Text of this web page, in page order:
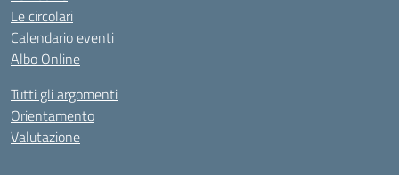
Le circolari
Calendario eventi
Albo Online
Tutti gli argomenti
Orientamento
Valutazione